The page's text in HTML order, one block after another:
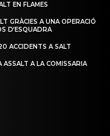
EN FLAMES
GRÀCIES A UNA OPERACIÓ
D’ESQUADRA
ACCIDENTS A SALT
ASSALT A LA COMISSARIA